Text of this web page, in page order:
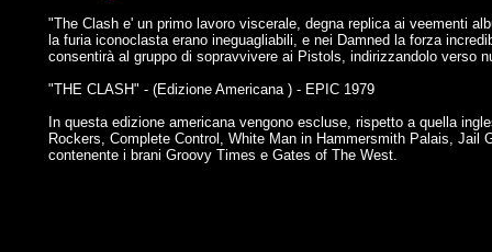
"The Clash e' un primo lavoro viscerale, degna replica ai veementi
la furia iconoclasta erano ineguagliabili, e nei Damned la forza
consentirà al gruppo di sopravvivere ai Pistols, indirizzandolo verso
"THE CLASH" - (Edizione Americana ) - EPIC 1979
In questa edizione americana vengono escluse, rispetto a quella
Rockers, Complete Control, White Man in Hammersmith Palais,
contenente i brani Groovy Times e Gates of The West.